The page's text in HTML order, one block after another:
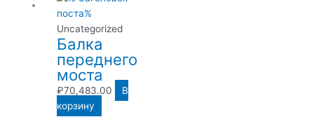
Uncategorized
Балка
переднего
моста
₽70,483.00
В
корзину